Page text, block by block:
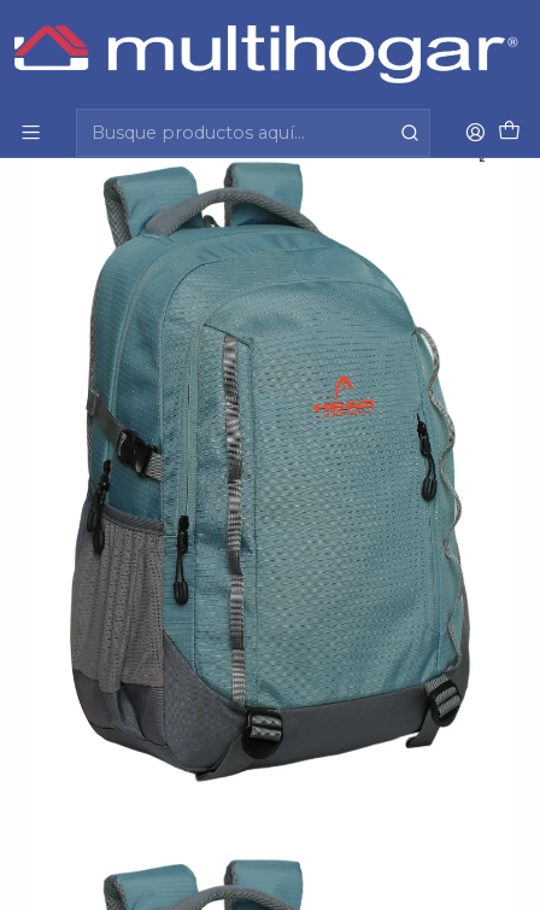
Inicio
Mochila
Mochila (Ho) Stelvio 31Lt Laptop 16" Head 130582
Celeste S/T